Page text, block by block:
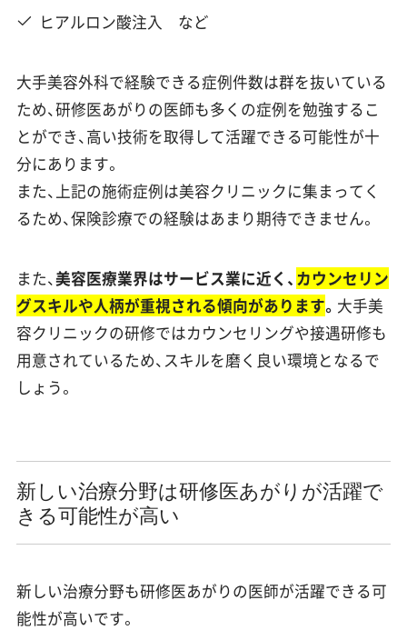
ヒアルロン酸注入 など
大手美容外科で経験できる症例件数は群を抜いている
ため、研修医あがりの医師も多くの症例を勉強するこ
とができ、高い技術を取得して活躍できる可能性が十
分にあります。
また、上記の施術症例は美容クリニックに集まってく
るため、保険診療での経験はあまり期待できません。
また、美容医療業界はサービス業に近く、 カウンセリン
グスキルや人柄が重視される傾向があります。 大手美
容クリニックの研修ではカウンセリングや接遇研修も
用意されているため、スキルを磨く良い環境となるで
しょう。
新しい治療分野は研修医あがりが活躍で
きる可能性が高い
新しい治療分野も研修医あがりの医師が活躍できる可
能性が高いです。